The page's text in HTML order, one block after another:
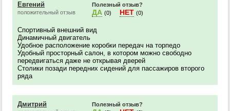
Евгений
положительный отзыв
Полезный отзыв?
ДА (0) НЕТ (0)
Спортивный внешний вид
Динамичный двигатель
Удобное расположение коробки передач на торпедо
Удобный просторный салон, в котором можно свободно
передвигаться даже не открывая дверей
Столики позади передних сидений для пассажиров второго
ряда
Дмитрий Полезный отзыв?